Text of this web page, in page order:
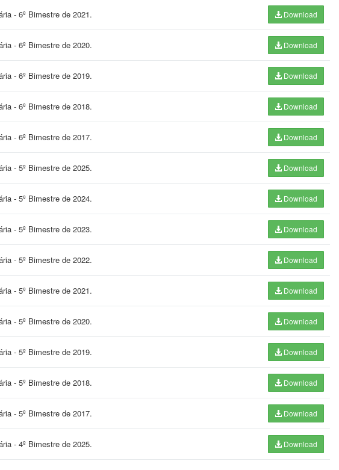
- 6º Bimestre de 2021. Download
- 6º Bimestre de 2020. Download
- 6º Bimestre de 2019. Download
- 6º Bimestre de 2018. Download
- 6º Bimestre de 2017. Download
- 5º Bimestre de 2025. Download
- 5º Bimestre de 2024. Download
- 5º Bimestre de 2023. Download
- 5º Bimestre de 2022. Download
- 5º Bimestre de 2021. Download
- 5º Bimestre de 2020. Download
- 5º Bimestre de 2019. Download
- 5º Bimestre de 2018. Download
- 5º Bimestre de 2017. Download
- 4º Bimestre de 2025. Download